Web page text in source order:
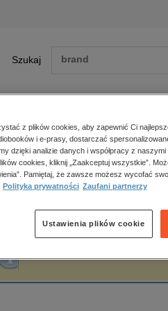
Szukaj
polityka, społeczno-informacyjne
psychologiczne
popularno-naukowe
historia
główna Szczęsny Morawski
Morawski
z plików cookies, aby zapewnić Ci
i e-prasy, dostarczać
dzięki analizie danych i współpracy z
cookies, kliknij „Zaakceptuj wszystkie”.
Pamiętaj, że zawsze możesz wycofać
Polityka prywatności Zaufani partnerzy
Ustawienia plików cookie